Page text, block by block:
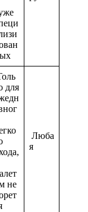
для
не
Люба
я